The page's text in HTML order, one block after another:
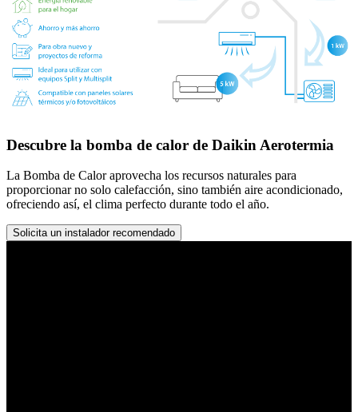
Descubre la bomba de calor de Daikin Aerotermia
La Bomba de Calor aprovecha los recursos naturales para
proporcionar no solo calefacción, sino también aire acondicionado,
ofreciendo así, el clima perfecto durante todo el año.
Solicita un instalador recomendado